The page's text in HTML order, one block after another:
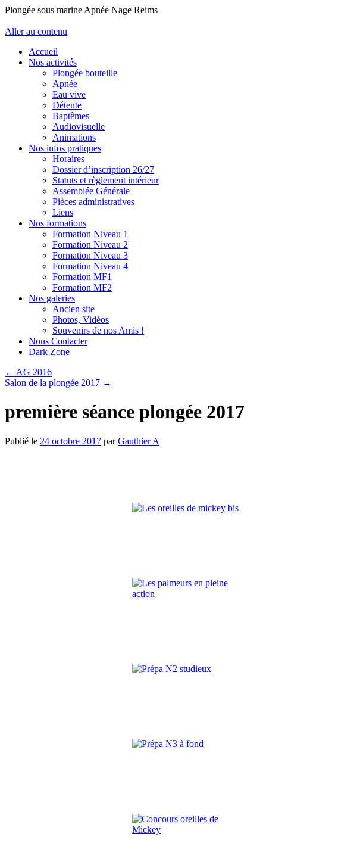
Plongée sous marine Apnée Nage Reims
Aller au contenu
Accueil
Nos activités
Plongée bouteille
Apnée
Eau vive
Détente
Baptêmes
Audiovisuelle
Animations
Nos infos pratiques
Horaires
Dossier d’inscription 26/27
Statuts et règlement intérieur
Assemblée Générale
Pièces administratives
Liens
Nos formations
Formation Niveau 1
Formation Niveau 2
Formation Niveau 3
Formation Niveau 4
Formation MF1
Formation MF2
Nos galeries
Ancien site
Photos, Vidéos
Souvenirs de nos Amis !
Nous Contacter
Dark Zone
← AG 2016
Salon de la plongée 2017 →
première séance plongée 2017
Publié le 24 octobre 2017 par Gauthier A